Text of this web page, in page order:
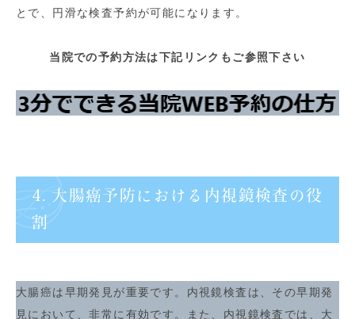
とで、円滑な検査予約が可能になります。
当院での予約方法は下記リンクもご参照下さい
4. 大腸癌予防における内視鏡検査の役
割
大腸癌は早期発見が重要です。内視鏡検査は、その早期発
見において、非常に有効です。また、内視鏡検査では、大